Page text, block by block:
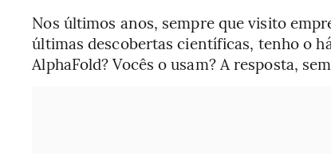
Nos últimos anos, sempre que visito
últimas descobertas científicas, tenho o
AlphaFold? Vocês o usam? A resposta,